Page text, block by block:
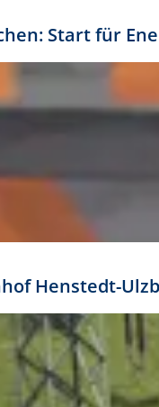
Start für
Henstedt-